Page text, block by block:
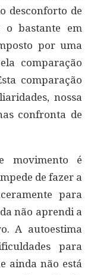
desconforto de
o bastante em
por uma
comparação
comparação
nossa
confronta de
movimento é
de fazer a
para
não aprendi a
A autoestima
para
ainda não está